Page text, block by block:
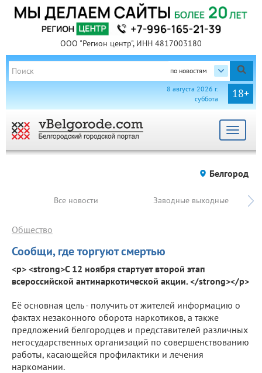
ООО "Регион центр", ИНН 4817003180
по новостям
18+
8 августа 2026 г.
суббота
Toggle
Белгород
Все новости Заводные выходные
Сообщи, где торгуют смертью
Общество
<p> <strong>С 12 ноября стартует второй этап
всероссийской антинаркотической акции. </strong></p>
Её основная цель - получить от жителей информацию о
фактах незаконного оборота наркотиков, а также
предложений белгородцев и представителей различных
негосударственных организаций по совершенствованию
работы, касающейся профилактики и лечения
наркомании.